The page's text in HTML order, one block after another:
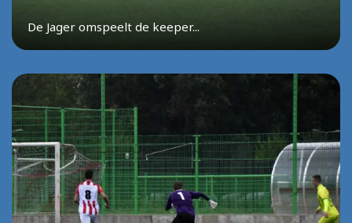
De Jager omspeelt de keeper...